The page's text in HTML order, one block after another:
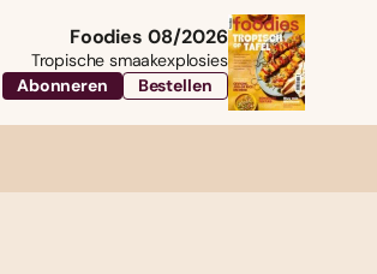
Foodies 08/2026
Tropische smaakexplosies
Abonneren
Bestellen